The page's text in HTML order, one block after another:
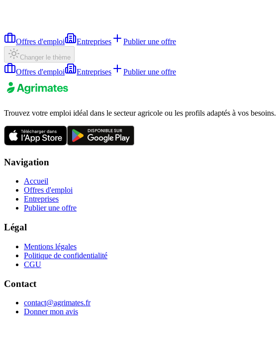
Offres d'emploi Entreprises Publier une offre
Changer le thème
Offres d'emploi Entreprises Publier une offre
Trouvez votre emploi idéal dans le secteur agricole ou les profils adaptés à vos besoins.
Navigation
Accueil
Offres d'emploi
Entreprises
Publier une offre
Légal
Mentions légales
Politique de confidentialité
CGU
Contact
contact@agrimates.fr
Donner mon avis